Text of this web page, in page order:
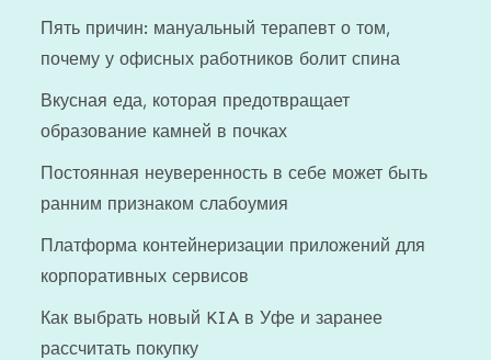
Пять причин: мануальный терапевт о том,
почему у офисных работников болит спина
Вкусная еда, которая предотвращает
образование камней в почках
Постоянная неуверенность в себе может быть
ранним признаком слабоумия
Платформа контейнеризации приложений для
корпоративных сервисов
Как выбрать новый KIA в Уфе и заранее
рассчитать покупку